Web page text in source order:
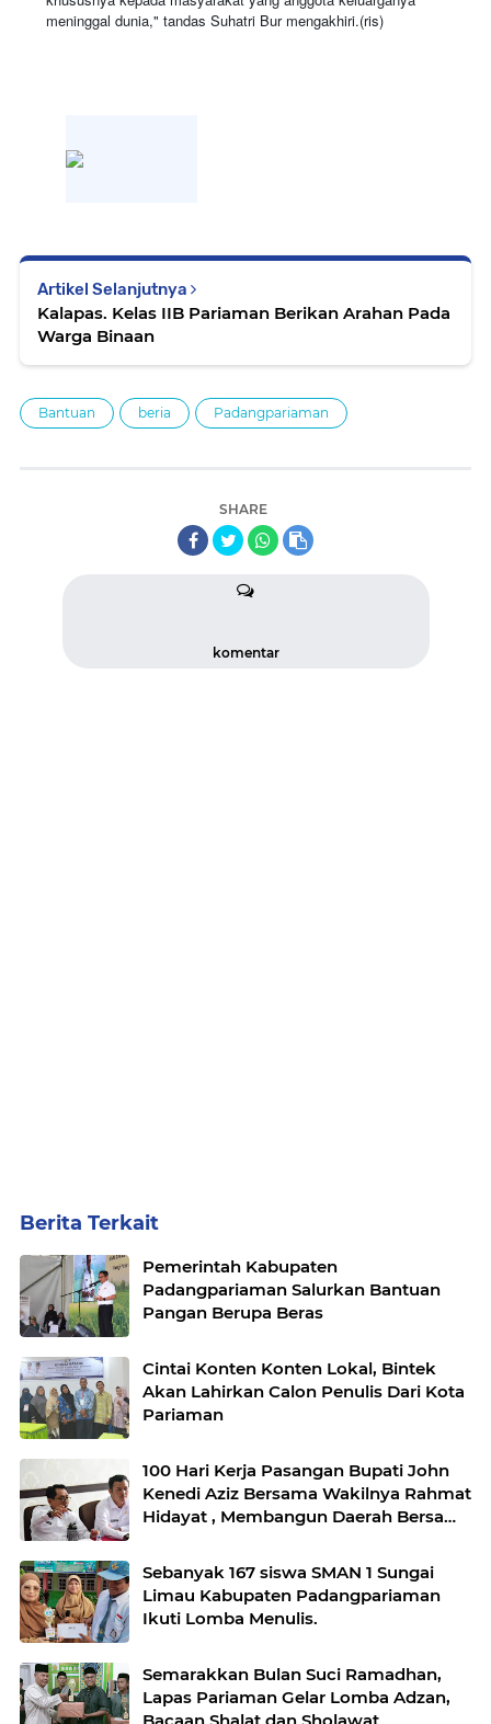
meninggal dunia," tandas Suhatri Bur mengakhiri.(ris)
Artikel Selanjutnya
Kalapas. Kelas IIB Pariaman Berikan Arahan Pada
Warga Binaan
Bantuan beria Padangpariaman
SHARE
komentar
Berita Terkait
Pemerintah Kabupaten
Padangpariaman Salurkan Bantuan
Pangan Berupa Beras
Cintai Konten Konten Lokal, Bintek
Akan Lahirkan Calon Penulis Dari Kota
Pariaman
100 Hari Kerja Pasangan Bupati John
Kenedi Aziz Bersama Wakilnya Rahmat
Hidayat , Membangun Daerah Bersama
Sebanyak 167 siswa SMAN 1 Sungai
Limau Kabupaten Padangpariaman
Ikuti Lomba Menulis.
Semarakkan Bulan Suci Ramadhan,
Lapas Pariaman Gelar Lomba Adzan,